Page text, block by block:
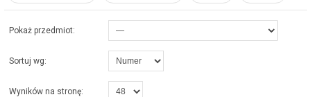
Pokaż przedmiot:
Sortuj wg:
Wyników na stronę: